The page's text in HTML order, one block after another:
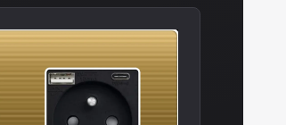
OHNIŠTĚ, QR KÓDY, FILTRACE
Doplňkový sortiment
Zobrazit